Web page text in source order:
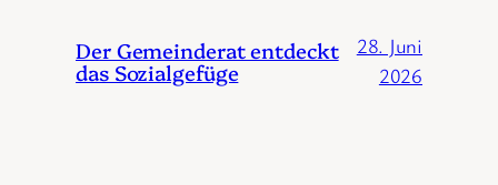
Der Gemeinderat entdeckt
das Sozialgefüge
28. Juni
2026